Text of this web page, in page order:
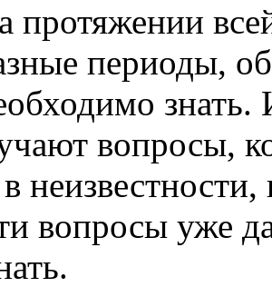
протяжении
периоды,
вопросы,
вопросы уже